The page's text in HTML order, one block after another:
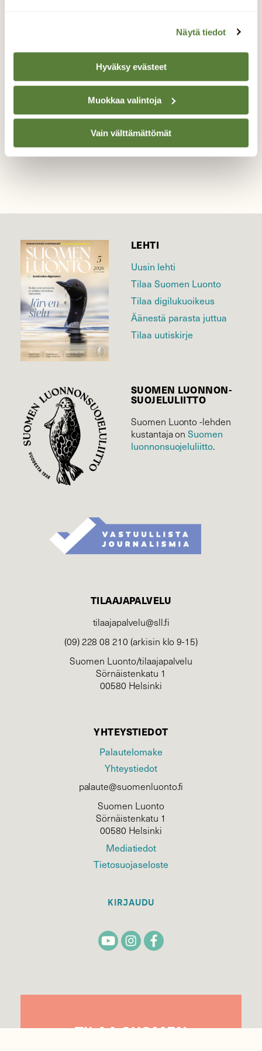
Näytä tiedot
Hyväksy evästeet
Muokkaa valintoja
Vain välttämättömät
Valokuvaaja: TUULA MAKKONEN, Joensuu
23.3.2016
TAKAISIN LISTAAN
LEHTI
Uusin lehti
Tilaa Suomen Luonto
Tilaa digilukuoikeus
Äänestä parasta juttua
Tilaa uutiskirje
SUOMEN LUONNON­
SUOJELU­LIITTO
Suomen Luonto -lehden
kustantaja onSuomen
luonnonsuojelu­liitto.
TILAAJAPALVELU
tilaajapalvelu@sll.fi
(09) 228 08 210 (arkisin klo 9-15)
Suomen Luonto/tilaajapalvelu
Sörnäistenkatu 1
00580 Helsinki
YHTEYSTIEDOT
Palautelomake
Yhteystiedot
palaute@suomenluonto.fi
Suomen Luonto
Sörnäistenkatu 1
00580 Helsinki
Mediatiedot
Tietosuojaseloste
KIRJAUDU
TILAASUOMEN